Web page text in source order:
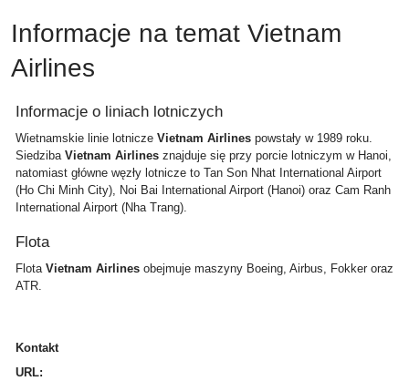
Informacje na temat Vietnam
Airlines
Informacje o liniach lotniczych
Wietnamskie linie lotnicze Vietnam Airlines powstały w 1989 roku.
Siedziba Vietnam Airlines znajduje się przy porcie lotniczym w Hanoi,
natomiast główne węzły lotnicze to Tan Son Nhat International Airport
(Ho Chi Minh City), Noi Bai International Airport (Hanoi) oraz Cam Ranh
International Airport (Nha Trang).
Flota
Flota Vietnam Airlines obejmuje maszyny Boeing, Airbus, Fokker oraz
ATR.
Kontakt
URL: